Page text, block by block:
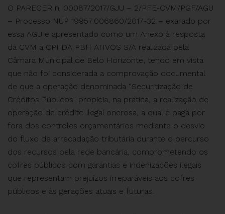
O PARECER n. 00087/2017/GJU – 2/PFE-CVM/PGF/AGU
– Processo NUP 19957.006860/2017-32 – exarado por
essa AGU e apresentado como um Anexo à resposta
da CVM à CPI DA PBH ATIVOS S/A realizada pela
Câmara Municipal de Belo Horizonte, tendo em vista
que não foi considerada a comprovação documental
de que a operação denominada “Securitização de
Créditos Públicos” propicia, na prática, a realização de
operação de crédito ilegal onerosa, a qual é paga por
fora dos controles orçamentários mediante o desvio
do fluxo de arrecadação tributária durante o percurso
dos recursos pela rede bancária, comprometendo os
cofres públicos com garantias e indenizações ilegais
que representam prejuízos irreparáveis aos cofres
públicos e às gerações atuais e futuras.